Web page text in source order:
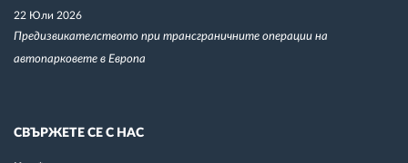
22 Юли 2026
Предизвикателството при трансграничните операции на
автопарковете в Европа
СВЪРЖЕТЕ СЕ С НАС